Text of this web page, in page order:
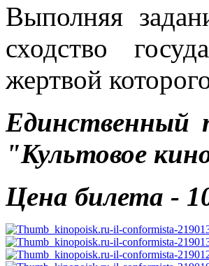
Выполняя
сходство
жертвой
Единственный
"Культовое
Цена билета -